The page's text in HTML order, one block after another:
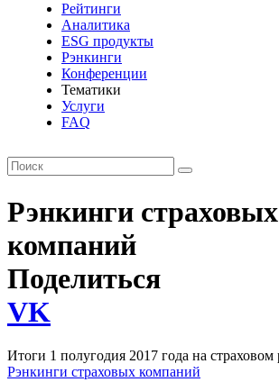
Рейтинги
Аналитика
ESG продукты
Рэнкинги
Конференции
Тематики
Услуги
FAQ
Рэнкинги страховых
компаний
Поделиться
VK
Итоги 1 полугодия 2017 года на
Рэнкинги страховых компаний